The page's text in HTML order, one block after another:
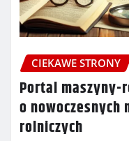
CIEKAWE STRONY
Portal maszyny-
o nowoczesnych
rolniczych